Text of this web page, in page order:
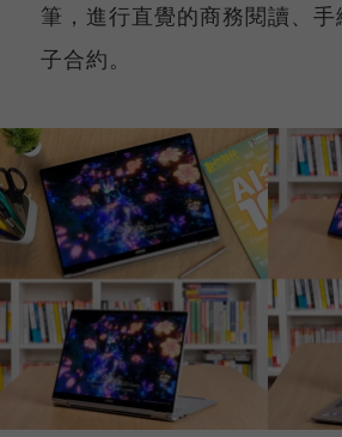
筆，進行直覺的商務閱讀、
子合約。